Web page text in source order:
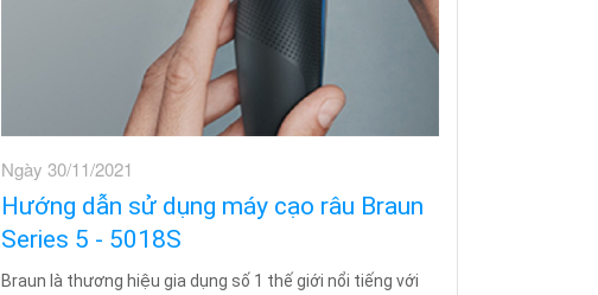
Ngày 30/11/2021
Hướng dẫn sử dụng máy cạo râu Braun
Series 5 - 5018S
Braun là thương hiệu gia dụng số 1 thế giới nổi tiếng với